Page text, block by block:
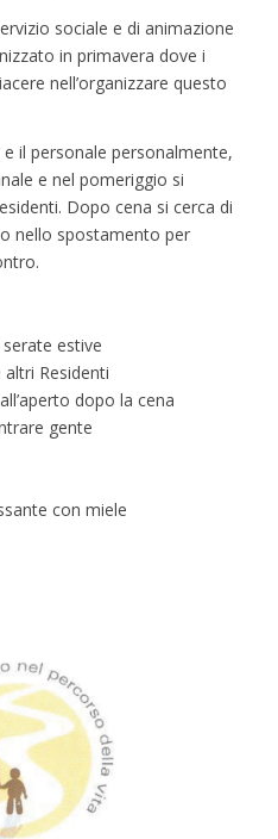
sociale e di animazione
in primavera dove i
nell’organizzare questo
il personale personalmente,
e nel pomeriggio si
Dopo cena si cerca di
nello spostamento per
estive
altri Residenti
dopo la cena
gente
con miele